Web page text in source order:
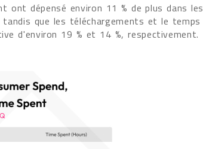
ont dépensé environ 11 % de plus dans les
que les téléchargements et le temps
d'environ 19 % et 14 %, respectivement.